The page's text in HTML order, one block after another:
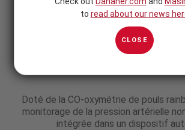
Doté de la CO-oxymétrie de pouls
monitorage de la pression artérielle
intégrée dans un dispositif
to read about our news
CLOSE